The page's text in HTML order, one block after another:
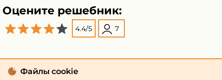
Оцените решебник:
4.4/5 7
Файлы cookie